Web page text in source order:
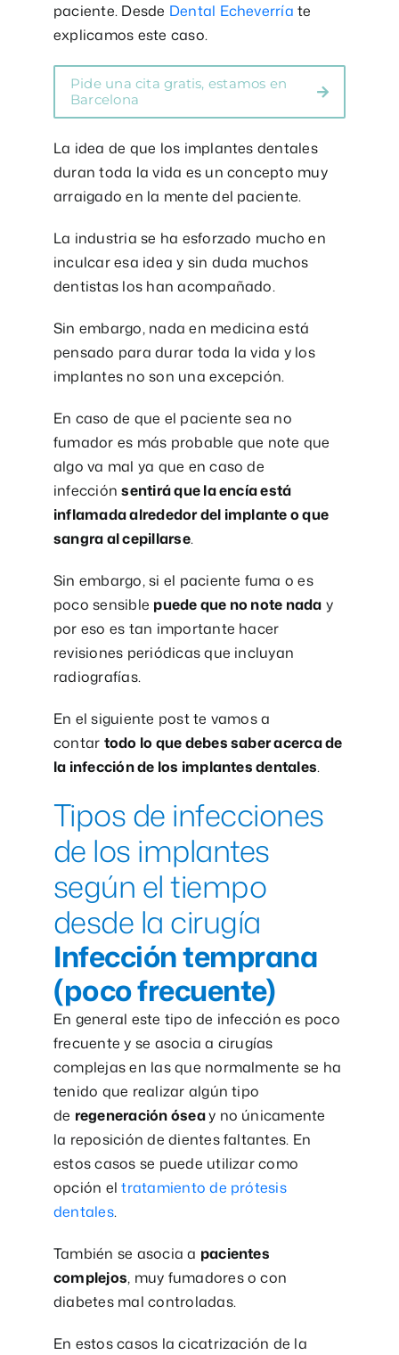
paciente. Desde Dental Echeverría te
explicamos este caso.
Pide una cita gratis, estamos en
Barcelona
La idea de que los implantes dentales
duran toda la vida es un concepto muy
arraigado en la mente del paciente.
La industria se ha esforzado mucho en
inculcar esa idea y sin duda muchos
dentistas los han acompañado.
Sin embargo, nada en medicina está
pensado para durar toda la vida y los
implantes no son una excepción.
En caso de que el paciente sea no
fumador es más probable que note que
algo va mal ya que en caso de
infecciónsentirá que la encía está
inflamada alrededor del implante o que
sangra al cepillarse.
Sin embargo, si el paciente fuma o es
poco sensible puede que no note nada y
por eso es tan importante hacer
revisiones periódicas que incluyan
radiografías.
En el siguiente post te vamos a
contar todo lo que debes saber acerca de
la infección de los implantes dentales.
Tipos de infecciones
de los implantes
según el tiempo
desde la cirugía
Infección temprana
(poco frecuente)
En general este tipo de infección es poco
frecuente y se asocia a cirugías
complejas en las que normalmente se ha
tenido que realizar algún tipo
de regeneración óseay no únicamente
la reposición de dientes faltantes. En
estos casos se puede utilizar como
opción eltratamiento de prótesis
dentales.
También se asocia a pacientes
complejos, muy fumadores o con
diabetes mal controladas.
En estos casos la cicatrización de la